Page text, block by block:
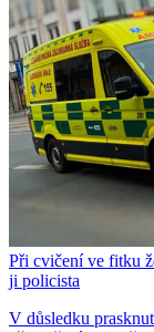
Při cvičení ve fitku
ji policista
V důsledku